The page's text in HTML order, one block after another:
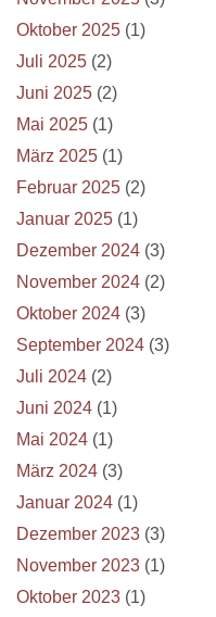
Oktober 2025 (1)
Juli 2025 (2)
Juni 2025 (2)
Mai 2025 (1)
März 2025 (1)
Februar 2025 (2)
Januar 2025 (1)
Dezember 2024 (3)
November 2024 (2)
Oktober 2024 (3)
September 2024 (3)
Juli 2024 (2)
Juni 2024 (1)
Mai 2024 (1)
März 2024 (3)
Januar 2024 (1)
Dezember 2023 (3)
November 2023 (1)
Oktober 2023 (1)